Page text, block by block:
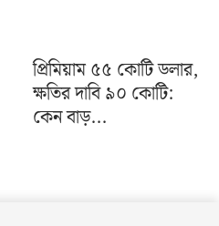
প্রিমিয়াম ৫৫ কোটি ডলার,
ক্ষতির দাবি ৯০ কোটি:
কেন বাড়...